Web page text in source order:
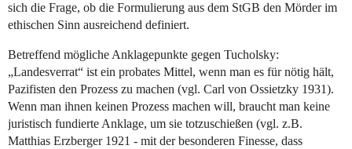
sich die Frage, ob die Formulierung aus dem StGB den Mörder im
ethischen Sinn ausreichend definiert.
Betreffend mögliche Anklagepunkte gegen Tucholsky:
„Landesverrat“ ist ein probates Mittel, wenn man es für nötig hält,
Pazifisten den Prozess zu machen (vgl. Carl von Ossietzky 1931).
Wenn man ihnen keinen Prozess machen will, braucht man keine
juristisch fundierte Anklage, um sie totzuschießen (vgl. z.B.
Matthias Erzberger 1921 - mit der besonderen Finesse, dass